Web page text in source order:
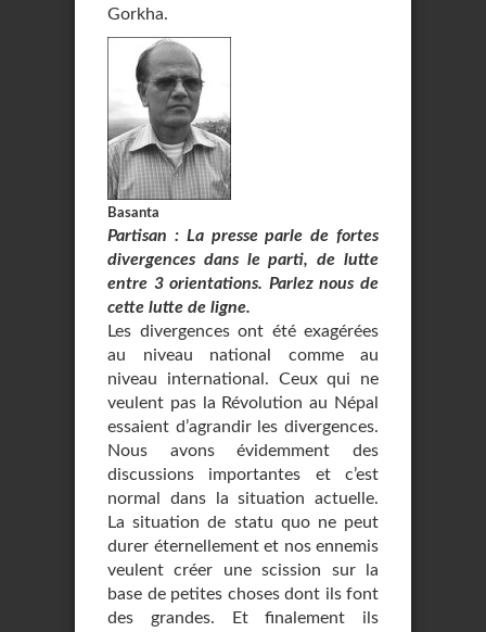
Gorkha.
Basanta
Partisan : La presse parle de fortes
divergences dans le parti, de lutte
entre 3 orientations. Parlez nous de
cette lutte de ligne.
Les divergences ont été exagérées
au niveau national comme au
niveau international. Ceux qui ne
veulent pas la Révolution au Népal
essaient d’agrandir les divergences.
Nous avons évidemment des
discussions importantes et c’est
normal dans la situation actuelle.
La situation de statu quo ne peut
durer éternellement et nos ennemis
veulent créer une scission sur la
base de petites choses dont ils font
des grandes. Et finalement ils